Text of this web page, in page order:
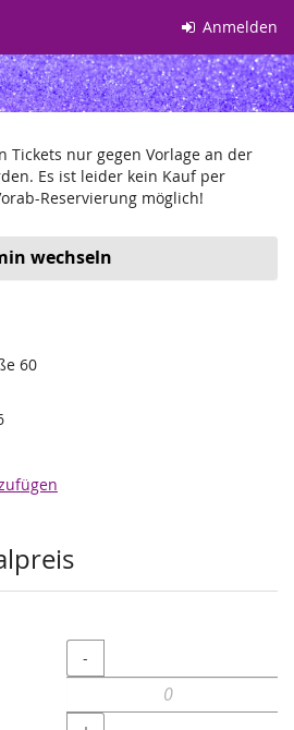
Anmelden
Tickets nur gegen Vorlage an der
Es ist leider kein Kauf per
Reservierung möglich!
wechseln
60
Menge
-